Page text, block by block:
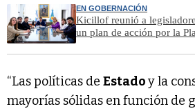
EN GOBERNACIÓN
Kicillof reunió a
un plan de acción por la
“Las políticas de Estadoy la
mayorías sólidas en función de